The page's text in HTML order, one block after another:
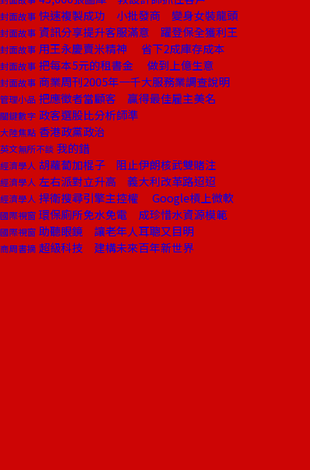
封面故事 快速複製成功 小批發商 變身女裝龍頭
封面故事 資訊分享提升客服滿意 躍登保全獲利王
封面故事 用王永慶賣米精神 省下2成庫存成本
封面故事 把每本5元的租書金 做到上億生意
封面故事 商業周刊2005年一千大服務業調查說明
管理小品 把應徵者當顧客 贏得最佳雇主美名
關鍵數字 政客選股比分析師準
大陸焦點 香港政黨政治
英文無所不談 我的錯
經濟學人 胡蘿蔔加棍子 阻止伊朗核武雙賭注
經濟學人 左右派對立升高 義大利改革路迢迢
經濟學人 捍衛搜尋引擎主控權 Google槓上微軟
國際視窗 環保廁所免水免電 成珍惜水資源模範
國際視窗 助聽眼鏡 讓老年人耳聰又目明
商周書摘 超級科技 建構未來百年新世界